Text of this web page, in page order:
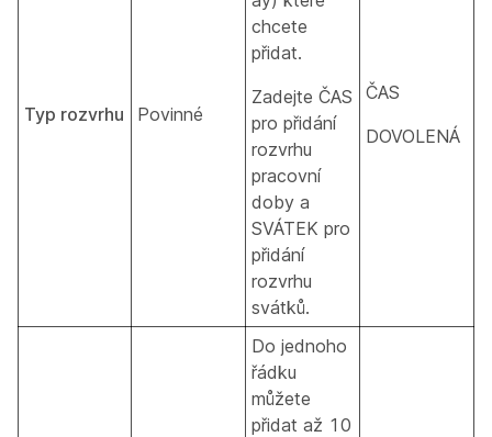
Typ rozvrhu Povinné
chcete
přidat.
Zadejte ČAS
pro přidání
rozvrhu
pracovní
doby a
SVÁTEK pro
přidání
rozvrhu
svátků.
ČAS
DOVOLENÁ
Do jednoho
řádku
můžete
přidat až 10